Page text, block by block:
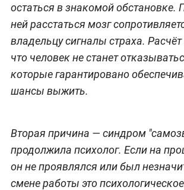
остаться в знакомой обстановке.
ней расстаться мозг
владельцу сигналы страха. Расчёт
что человек не станет
которые гарантировано
шансы выжить.
Вторая причина — синдром
продолжила психолог. Если на
он не проявлялся или был
смене работы это